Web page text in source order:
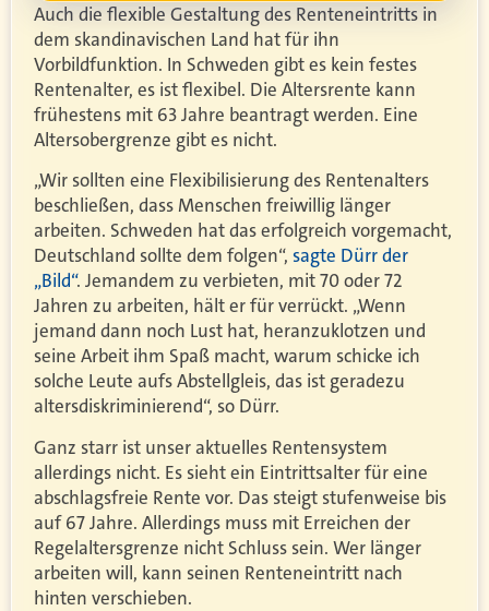
Auch die flexible Gestaltung des Renteneintritts in
dem skandinavischen Land hat für ihn
Vorbildfunktion. In Schweden gibt es kein festes
Rentenalter, es ist flexibel. Die Altersrente kann
frühestens mit 63 Jahre beantragt werden. Eine
Altersobergrenze gibt es nicht.
„Wir sollten eine Flexibilisierung des Rentenalters
beschließen, dass Menschen freiwillig länger
arbeiten. Schweden hat das erfolgreich vorgemacht,
Deutschland sollte dem folgen“, sagte Dürr der
„Bild“. Jemandem zu verbieten, mit 70 oder 72
Jahren zu arbeiten, hält er für verrückt. „Wenn
jemand dann noch Lust hat, heranzuklotzen und
seine Arbeit ihm Spaß macht, warum schicke ich
solche Leute aufs Abstellgleis, das ist geradezu
altersdiskriminierend“, so Dürr.
Ganz starr ist unser aktuelles Rentensystem
allerdings nicht. Es sieht ein Eintrittsalter für eine
abschlagsfreie Rente vor. Das steigt stufenweise bis
auf 67 Jahre. Allerdings muss mit Erreichen der
Regelaltersgrenze nicht Schluss sein. Wer länger
arbeiten will, kann seinen Renteneintritt nach
hinten verschieben.